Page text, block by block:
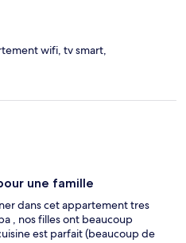
wifi, tv smart,
une famille
dans cet appartement tres
, nos filles ont beaucoup
est parfait (beaucoup de